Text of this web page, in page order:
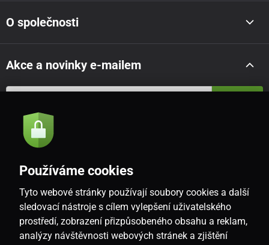
O společnosti
Akce a novinky e-mailem
Souhlasím se
CZ
Používáme cookies
Tyto webové stránky používají soubory cookies a další
sledovací nástroje s cílem vylepšení uživatelského
prostředí, zobrazení přizpůsobeného obsahu a reklam,
analýzy návštěvnosti webových stránek a zjištění